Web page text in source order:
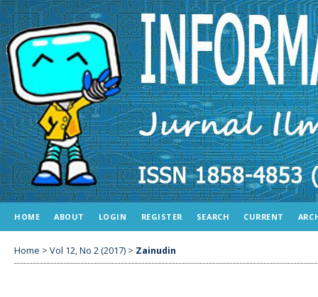
HOME ABOUT LOGIN REGISTER SEARCH CURRENT
Home > Vol 12, No 2 (2017) > Zainudin